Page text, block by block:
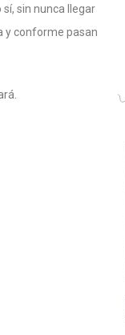
sin nunca llegar
y conforme pasan